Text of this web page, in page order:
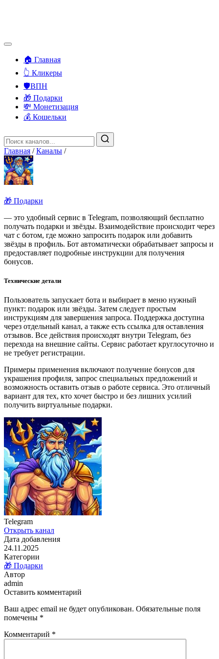
🏠 Главная
👆 Кликеры
🛡️ВПН
🎁 Подарки
💸 Монетизация
💰 Кошельки
Главная / Каналы /
🎁 Подарки
— это удобный сервис в Telegram, позволяющий бесплатно
получать подарки и звёзды. Взаимодействие происходит через
чат с ботом, где можно запросить подарок или добавить
звёзды в профиль. Бот автоматически обрабатывает запросы и
предоставляет подробные инструкции для получения
бонусов.
Технические детали
Пользователь запускает бота и выбирает в меню нужный
пункт: подарок или звёзды. Затем следует простым
инструкциям для завершения запроса. Поддержка доступна
через отдельный канал, а также есть ссылка для оставления
отзывов. Все действия происходят внутри Telegram, без
перехода на внешние сайты. Сервис работает круглосуточно и
не требует регистрации.
Примеры применения включают получение бонусов для
украшения профиля, запрос специальных предложений и
возможность оставить отзыв о работе сервиса. Это отличный
вариант для тех, кто хочет быстро и без лишних усилий
получить виртуальные подарки.
Telegram
Открыть канал
Дата добавления
24.11.2025
Категории
🎁 Подарки
Автор
admin
Оставить комментарий
Ваш адрес email не будет опубликован. Обязательные поля
помечены *
Комментарий *